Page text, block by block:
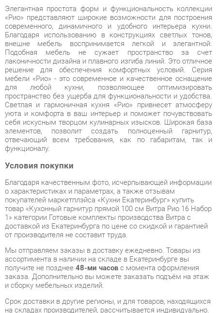
Подобная мебель не сужает пространство за счет
лаконичности дизайна и плавного изгиба линий. Это отличное
решение для обеспечения комфортных условий. Серия
мебели «Рио» - это современное и качественное оснащение
для любой кухни, позволяющее оптимизировать
пространство без ущерба для функциональности и удобства.
Светлая и гармоничная кухня «Рио» привнесет атмосферу
уюта и комфорта в ваш интерьер и поможет почувствовать
себя искусным творцом кулинарных изысков. Широкая база
элементов, позволит создать полноценный гарнитур,
отвечающий всем требования, как по габаритам, так и
функционалу.
Условия покупки
Благодаря качественным фото, исчерпывающей информации
о характеристиках и параметрах, а также отзывам
покупателей маркетплэйса «Кухни Екатеринбург» купить
1» категории Готовые комплекты производства Витра с
от производителя не составит труда.
Мы отправляем заказы в доставку ежедневно. Товары из
ассортимента в наличии на складе в Екатеринбурге вы
получите не позднее48-ми часовс момента оформления
заказа. Дополнительно вы можете заказать подъём на этаж
и сборку мебельных изделий.
Срок доставки в другие регионы, и для товаров, находящихся
на складах производителей, рассчитывается индивидуально.
Уточнить наличие, срок и стоимость доставки вы можете
через форму обратной связи .
В любой момент до передачи заказа в доставку, а также в
изменить выборили принять решение об отказе от покупки.